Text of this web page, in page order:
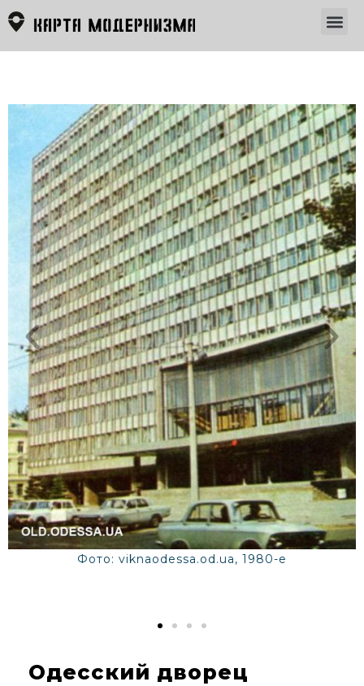
Фото: viknaodessa.od.ua, 1980-е
Одесский дворец